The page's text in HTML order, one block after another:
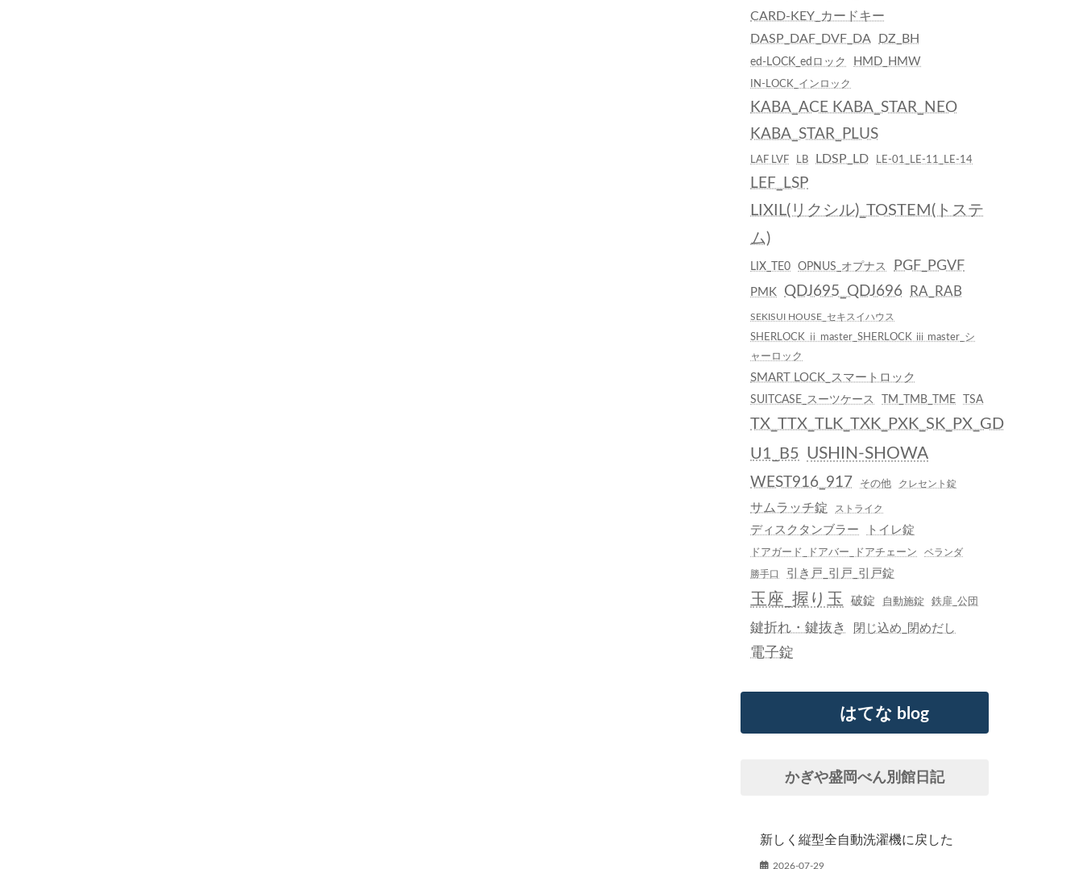
CARD-KEY_カードキー
DASP_DAF_DVF_DA
DZ_BH
ed-LOCK_edロック HMD_HMW
IN-LOCK_インロック
KABA_ACE KABA_STAR_NEO
KABA_STAR_PLUS
LAF LVF LB LDSP_LD LE-01_LE-11_LE-14
LEF_LSP
LIXIL(リクシル)_TOSTEM(トステ
ム)
LIX_TE0 OPNUS_オプナス PGF_PGVF
PMK QDJ695_QDJ696 RA_RAB
SEKISUI HOUSE_セキスイハウス
SHERLOCK ⅱ master_SHERLOCK ⅲ master_シ
ャーロック
SMART LOCK_スマートロック
SUITCASE_スーツケース TM_TMB_TME TSA
TX_TTX_TLK_TXK_PXK_SK_PX_GD
U1_B5 USHIN-SHOWA
WEST916_917 その他 クレセント錠
サムラッチ錠 ストライク
ディスクタンブラー トイレ錠
ドアガード_ドアバー_ドアチェーン ベランダ
勝手口 引き戸_引戸_引戸錠
玉座_握り玉 破錠 自動施錠 鉄扉_公団
鍵折れ・鍵抜き 閉じ込め_閉めだし
電子錠
はてな blog
かぎや盛岡べん別館日記
新しく縦型全自動洗濯機に戻した
2026-07-29